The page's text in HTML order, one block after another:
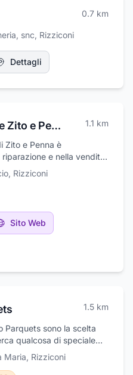
0.7 km
snc, Rizziconi
Dettagli
Centro Gomme Zito e Penna 1.1 km
Zito e Penna è
e nella vendita
genere di veicolo. Il
in provincia di Reggio
gamma di
per automobili e
Propone inoltre
e di occasione. Il
qualificato dell'officina è
dei clienti per fornire
, Rizziconi
Sito Web
1.5 km
Parquets sono la scelta
qualcosa di speciale
arredamento. Con oltre
nel settore e filiali in
Maria, Rizziconi